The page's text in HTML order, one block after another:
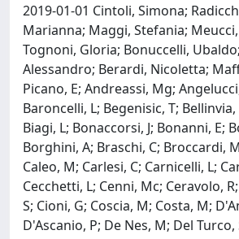
2019-01-01 Cintoli, Simona;
Marianna; Maggi, Stefania;
Tognoni, Gloria; Bonuccelli,
Alessandro; Berardi, Nicoletta;
Picano, E; Andreassi, Mg;
Baroncelli, L; Begenisic, T;
Biagi, L; Bonaccorsi, J; Bonanni, E;
Borghini, A; Braschi, C; Broccardi,
Caleo, M; Carlesi, C; Carnicelli, L;
Cecchetti, L; Cenni, Mc; Ceravolo,
S; Cioni, G; Coscia, M; Costa, M;
D'Ascanio, P; De Nes, M; Del Turco,